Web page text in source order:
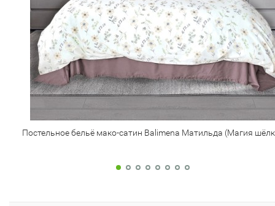
Постельное бельё мако-сатин Balimena Матильда (Магия